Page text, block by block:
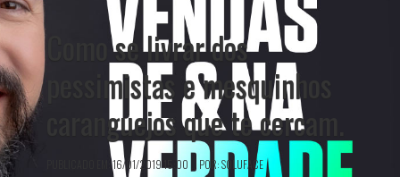
TREINAMENTOS
PODCAST
MEUS LIVROS
CONTATO
Como se livrar dos
pessimistas e mesquinhos
caranguejos que te cercam.
PUBLICADO EM: 16/01/2019 15:00 POR: SOLUFACE